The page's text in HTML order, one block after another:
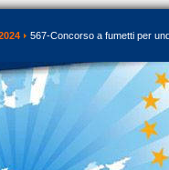
567-Concorso a fumetti per